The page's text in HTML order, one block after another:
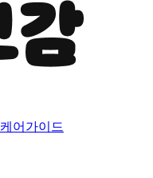
케어가이드